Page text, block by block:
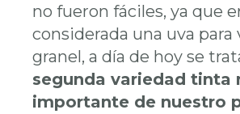
no fueron fáciles, ya que
considerada una uva para
granel, a día de hoy se
segunda variedad tinta
importante de nuestro